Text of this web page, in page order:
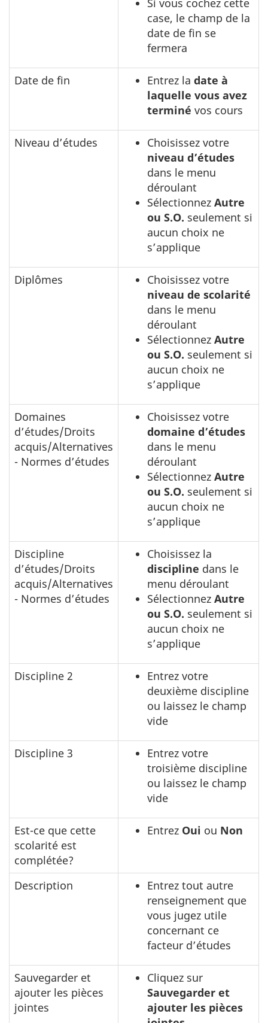
Si vous cochez cette
case, le champ de la
date de fin se
fermera
Date de fin Entrez la date à
laquelle vous avez
terminé vos cours
Niveau d’études
Choisissez votre
niveau d’études
dans le menu
déroulant
Sélectionnez Autre
ou S.O. seulement si
aucun choix ne
s’applique
Diplômes
Choisissez votre
niveau de scolarité
dans le menu
déroulant
Sélectionnez Autre
ou S.O. seulement si
aucun choix ne
s’applique
Domaines
d’études/Droits
acquis/Alternatives
- Normes d’études
Choisissez votre
domaine d’études
dans le menu
déroulant
Sélectionnez Autre
ou S.O. seulement si
aucun choix ne
s’applique
Discipline
d’études/Droits
acquis/Alternatives
- Normes d’études
Choisissez la
discipline dans le
menu déroulant
Sélectionnez Autre
ou S.O. seulement si
aucun choix ne
s’applique
Discipline 2
Entrez votre
deuxième discipline
ou laissez le champ
vide
Discipline 3
Entrez votre
troisième discipline
ou laissez le champ
vide
Est-ce que cette
scolarité est
complétée?
Entrez Oui ou Non
Description
Entrez tout autre
renseignement que
vous jugez utile
concernant ce
facteur d’études
Sauvegarder et
ajouter les pièces
jointes
Cliquez sur
Sauvegarder et
ajouter les pièces